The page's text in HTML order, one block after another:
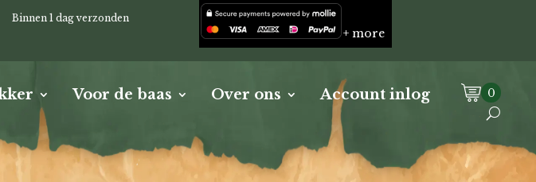
Binnen 1 dag verzonden
+ more
Voor de baas Over ons Account inlog 0